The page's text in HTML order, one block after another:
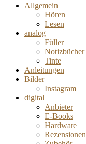
Allgemein
Hören
Lesen
analog
Füller
Notizbücher
Tinte
Anleitungen
Bilder
Instagram
digital
Anbieter
E-Books
Hardware
Rezensionen